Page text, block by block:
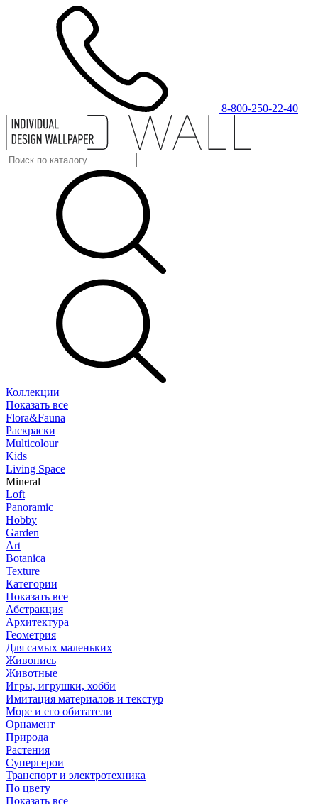
8-800-250-22-40
Коллекции
Показать все
Flora&Fauna
Раскраски
Multicolour
Kids
Living Space
Mineral
Loft
Panoramic
Hobby
Garden
Art
Botanica
Texture
Категории
Показать все
Абстракция
Архитектура
Геометрия
Для самых маленьких
Живопись
Животные
Игры, игрушки, хобби
Имитация материалов и текстур
Море и его обитатели
Орнамент
Природа
Растения
Супергерои
Транспорт и электротехника
По цвету
Показать все